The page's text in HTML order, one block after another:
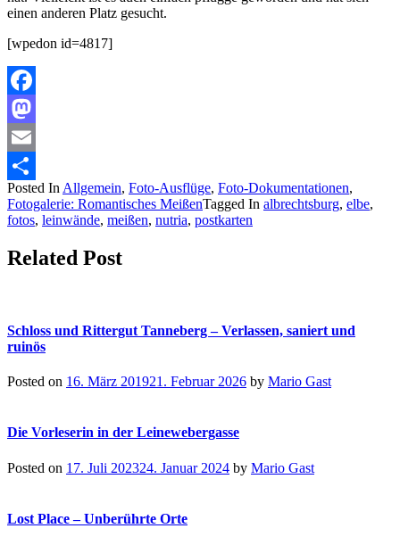
einen anderen Platz gesucht.
[wpedon id=4817]
Facebook
Mastodon
Email
Teilen
Posted In Allgemein, Foto-Ausflüge, Foto-Dokumentationen,
Fotogalerie: Romantisches MeißenTagged In albrechtsburg, elbe,
fotos, leinwände, meißen, nutria, postkarten
Related Post
Schloss und Rittergut Tanneberg – Verlassen, saniert und
ruinös
Posted on 16. März 201921. Februar 2026 by Mario Gast
Die Vorleserin in der Leinewebergasse
Posted on 17. Juli 202324. Januar 2024 by Mario Gast
Lost Place – Unberührte Orte